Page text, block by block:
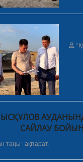
САЙЛАУ
таңы" ақпарат.